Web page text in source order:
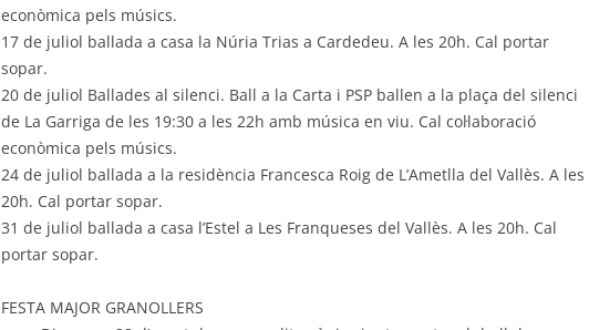
econòmica pels músics.
17 de juliol ballada a casa la Núria Trias a Cardedeu. A les 20h. Cal portar
sopar.
20 de juliol Ballades al silenci. Ball a la Carta i PSP ballen a la plaça del silenci
de La Garriga de les 19:30 a les 22h amb música en viu. Cal col·laboració
econòmica pels músics.
24 de juliol ballada a la residència Francesca Roig de L’Ametlla del Vallès. A les
20h. Cal portar sopar.
31 de juliol ballada a casa l’Estel a Les Franqueses del Vallès. A les 20h. Cal
portar sopar.
FESTA MAJOR GRANOLLERS